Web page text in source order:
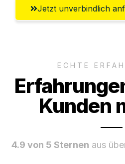
Jetzt unverbindlich
ECHTE
Kunden
4.9 von 5 Sternen aus